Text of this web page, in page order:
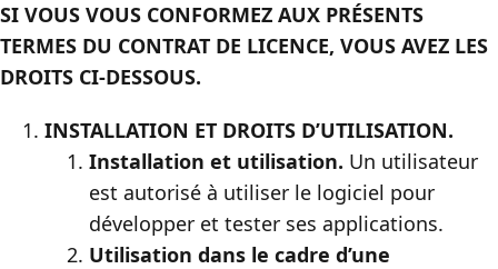
SI VOUS VOUS CONFORMEZ AUX PRÉSENTS
TERMES DU CONTRAT DE LICENCE, VOUS AVEZ LES
DROITS CI-DESSOUS.
INSTALLATION ET DROITS D’UTILISATION.
Installation et utilisation. Un utilisateur
est autorisé à utiliser le logiciel pour
développer et tester ses applications.
Utilisation dans le cadre d’une